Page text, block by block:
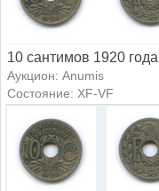
10 сантимов 1920 года
Аукцион: Anumis
Состояние: XF-VF